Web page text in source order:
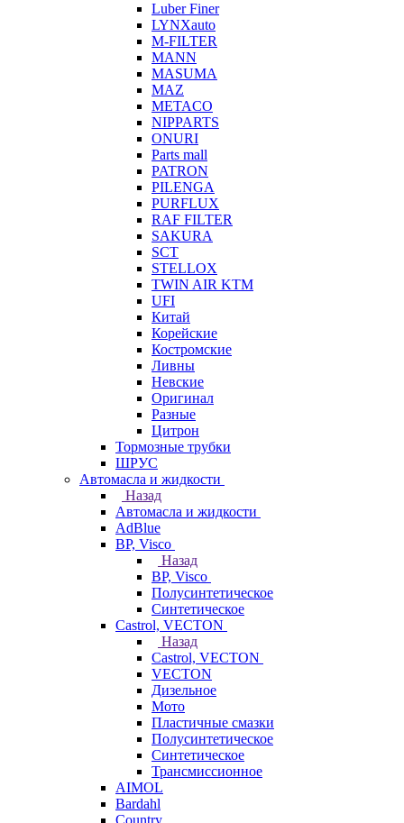
Luber Finer
LYNXauto
M-FILTER
MANN
MASUMA
MAZ
METACO
NIPPARTS
ONURI
Parts mall
PATRON
PILENGA
PURFLUX
RAF FILTER
SAKURA
SCT
STELLOX
TWIN AIR KTM
UFI
Китай
Корейские
Костромские
Ливны
Невские
Оригинал
Разные
Цитрон
Тормозные трубки
ШРУС
Автомасла и жидкости
Назад
Автомасла и жидкости
AdBlue
BP, Visco
Назад
BP, Visco
Полусинтетическое
Синтетическое
Castrol, VECTON
Назад
Castrol, VECTON
VECTON
Дизельное
Мото
Пластичные смазки
Полусинтетическое
Синтетическое
Трансмиссионное
AIMOL
Bardahl
Country